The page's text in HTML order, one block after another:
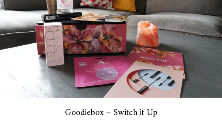
Goodiebox – Switch it Up